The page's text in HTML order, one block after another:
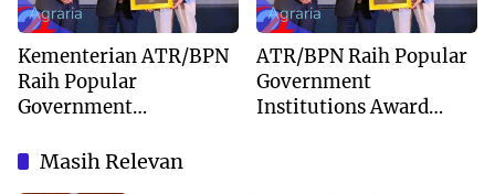
Agraria
Kementerian ATR/BPN
Raih Popular
Government
2026 dari The
Agraria
ATR/BPN Raih Popular
Government
Institutions Award
Masih Relevan